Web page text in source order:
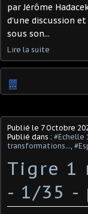
par Jérôme
d’une discussion
sous son...
Lire la suite
…
Publié le 7 Octobre
Publié dans : #Echelle
transformations...,
Tigre 1
- 1/35 -